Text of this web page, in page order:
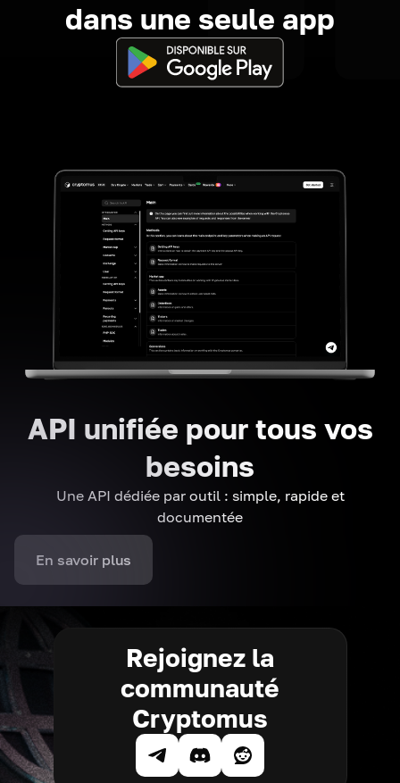
dans une seule app
API unifiée pour tous vos
besoins
Une API dédiée par outil : simple, rapide et
documentée
En savoir plus
Rejoignez la
communauté
Cryptomus